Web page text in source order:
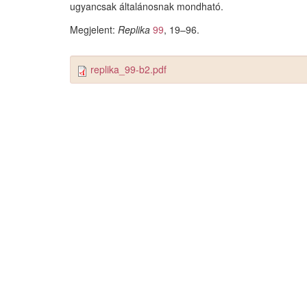
ugyancsak általánosnak mondható.
Megjelent: Replika 99, 19–96.
replika_99-b2.pdf